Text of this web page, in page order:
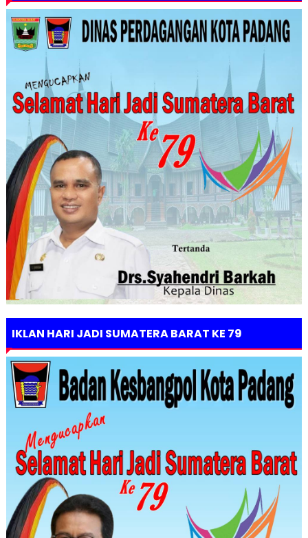
IKLAN HARI JADI SUMATERA BARAT KE 79